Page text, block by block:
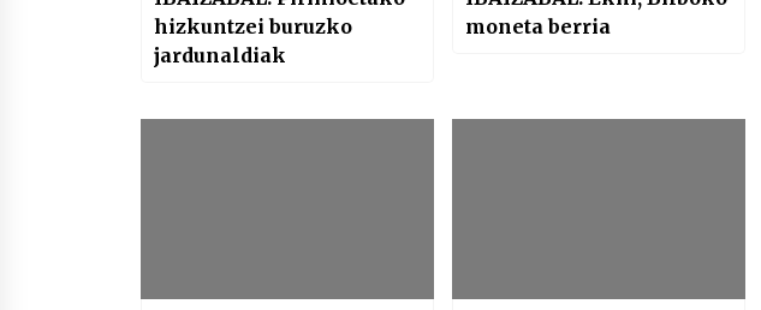
hizkuntzei buruzko
jardunaldiak
moneta berria